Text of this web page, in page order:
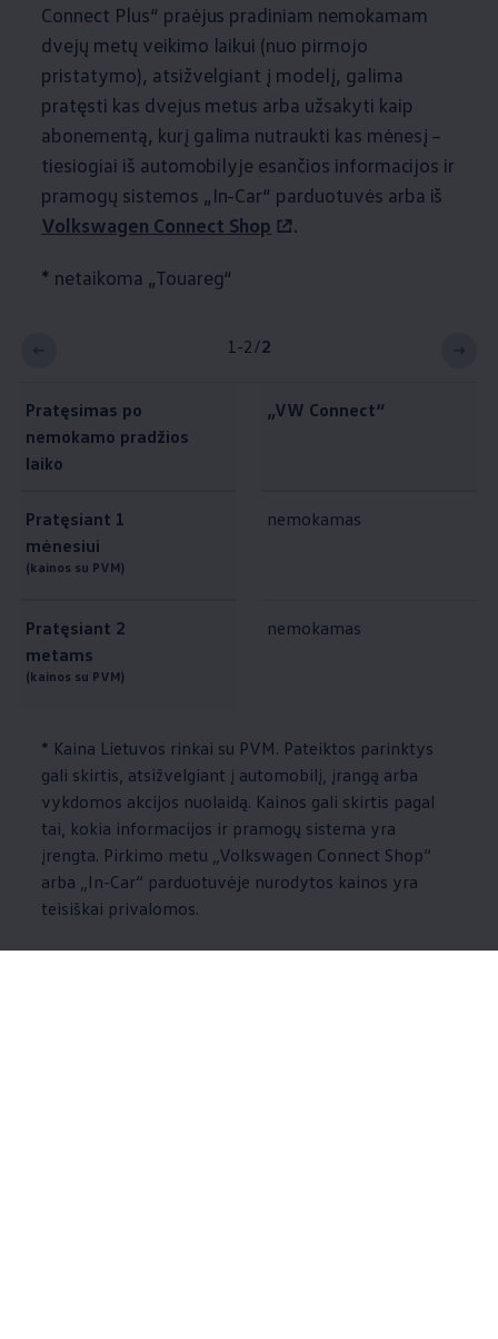
Connect Plus“ praėjus pradiniam nemokamam
dvejų metų veikimo laikui (nuo pirmojo
pristatymo), atsižvelgiant į modelį, galima
pratęsti kas dvejus metus arba užsakyti kaip
abonementą, kurį galima nutraukti kas mėnesį –
tiesiogiai iš automobilyje esančios informacijos ir
pramogų sistemos „In-Car“ parduotuvės arba iš
Volkswagen Connect Shop .
* netaikoma „Touareg“
1-2/2
Pratęsimas po
nemokamo pradžios
laiko
„VW Connect“
Pratęsiant 1
mėnesiui
(kainos su PVM)
nemokamas
Pratęsiant 2
metams
(kainos su PVM)
nemokamas
* Kaina Lietuvos rinkai su PVM. Pateiktos parinktys
gali skirtis, atsižvelgiant į automobilį, įrangą arba
vykdomos akcijos nuolaidą. Kainos gali skirtis pagal
tai, kokia informacijos ir pramogų sistema yra
įrengta. Pirkimo metu „Volkswagen Connect Shop“
arba „In-Car“ parduotuvėje nurodytos kainos yra
teisiškai privalomos.